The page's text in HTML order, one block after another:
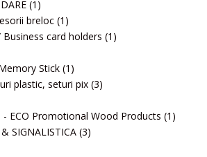
(1)
breloc (1)
card holders (1)
Stick (1)
plastic, seturi pix (3)
- ECO Promotional Wood Products (1)
SIGNALISTICA (3)